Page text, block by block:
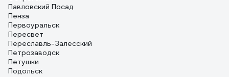
Павловский Посад
Пенза
Первоуральск
Пересвет
Переславль-Залесский
Петрозаводск
Петушки
Подольск